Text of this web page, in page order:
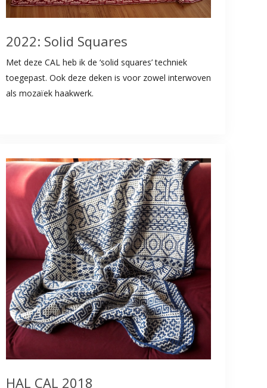
2022: Solid Squares
Met deze CAL heb ik de ‘solid squares’ techniek
toegepast. Ook deze deken is voor zowel interwoven
als mozaïek haakwerk.
HAL CAL 2018